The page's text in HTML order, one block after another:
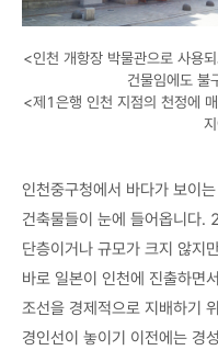
<인천 개항장 박물관으로 사용
건물임에도 불
<제1은행 인천 지점의 천정에
인천중구청에서 바다가 보이
건축물들이 눈에 들어옵니다.
단층이거나 규모가 크지 않지
바로 일본이 인천에 진출하면
조선을 경제적으로 지배하기
경인선이 놓이기 이전에는 경